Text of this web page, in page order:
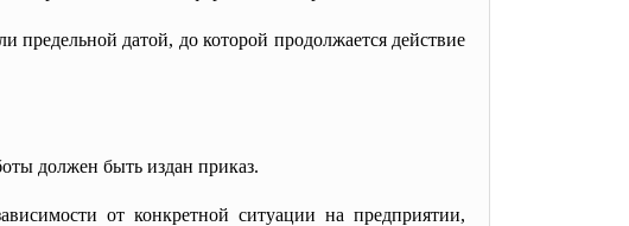
предельной датой, до которой продолжается действие
должен быть издан приказ.
от конкретной ситуации на предприятии,